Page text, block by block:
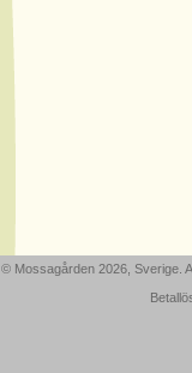
© Mossagården 2026, Sverige.